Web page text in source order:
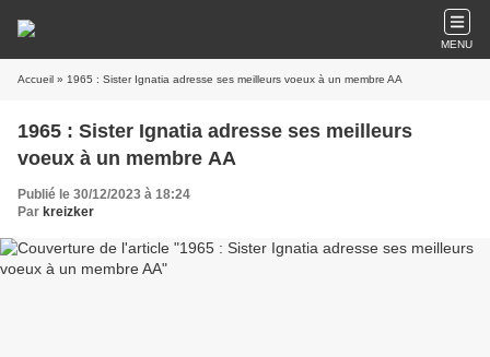
MENU
Accueil » 1965 : Sister Ignatia adresse ses meilleurs voeux à un membre AA
1965 : Sister Ignatia adresse ses meilleurs
voeux à un membre AA
Publié le 30/12/2023 à 18:24
Par kreizker